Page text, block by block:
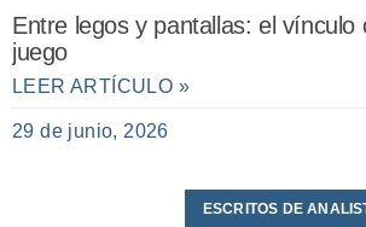
Entre legos y pantallas: el vínculo
juego
LEER ARTÍCULO »
29 de junio, 2026
ESCRITOS DE